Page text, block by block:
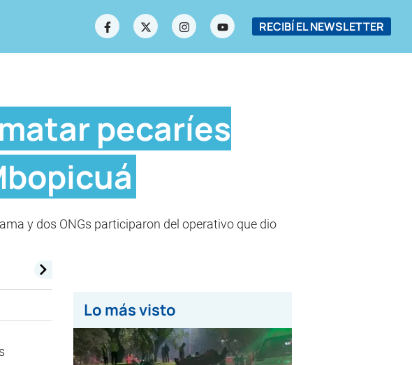
RECIBÍ EL NEWSLETTER
pecaríes
y dos ONGs participaron del operativo que dio
Lo más visto